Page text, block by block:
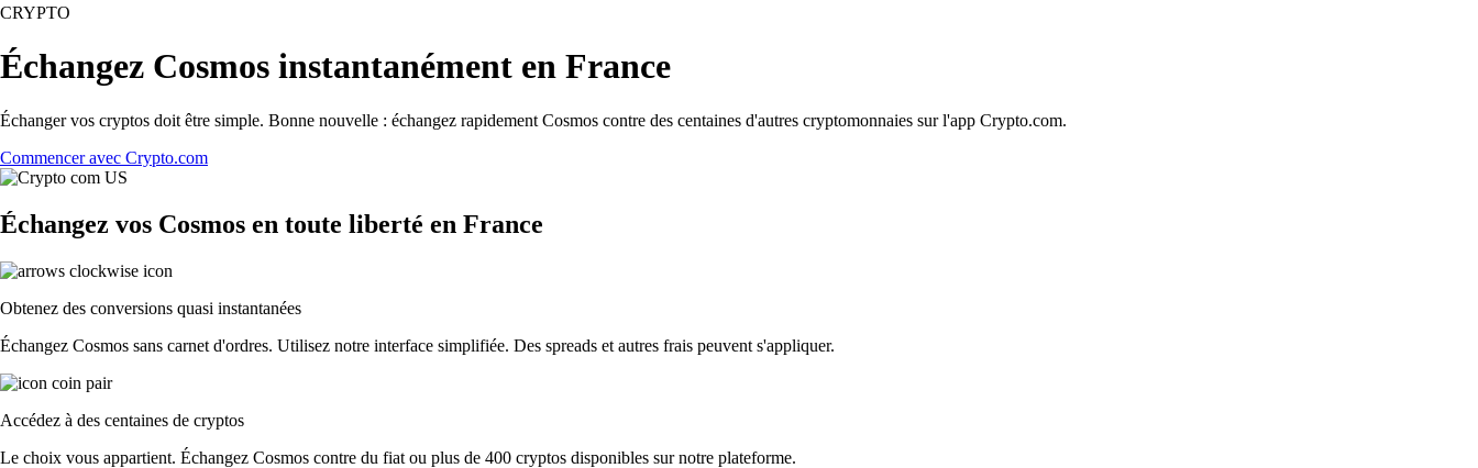
CRYPTO
Échangez Cosmos instantanément en France
Échanger vos cryptos doit être simple. Bonne nouvelle : échangez rapidement Cosmos contre des centaines d'autres cryptomonnaies sur l'app Crypto.com.
Commencer avec Crypto.com
Échangez vos Cosmos en toute liberté en France
Obtenez des conversions quasi instantanées
Échangez Cosmos sans carnet d'ordres. Utilisez notre interface simplifiée. Des spreads et autres frais peuvent s'appliquer.
Accédez à des centaines de cryptos
Le choix vous appartient. Échangez Cosmos contre du fiat ou plus de 400 cryptos disponibles sur notre plateforme.